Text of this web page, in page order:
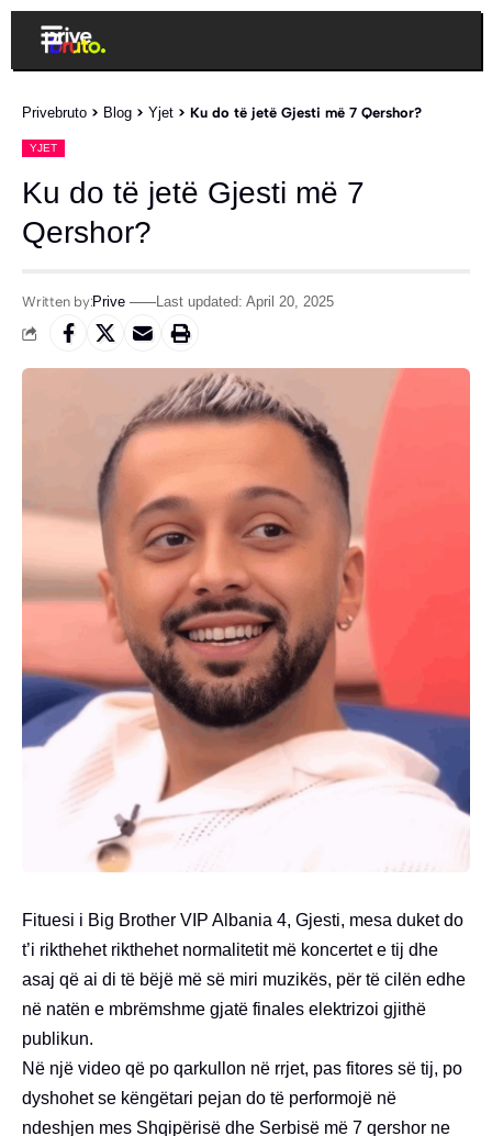
Privebruto > Blog > Yjet > Ku do të jetë Gjesti më 7 Qershor?
YJET
Ku do të jetë Gjesti më 7
Qershor?
Written by:Prive Last updated: April 20, 2025
Fituesi i Big Brother VIP Albania 4, Gjesti, mesa duket do
t’i rikthehet rikthehet normalitetit më koncertet e tij dhe
asaj që ai di të bëjë më së miri muzikës, për të cilën edhe
në natën e mbrëmshme gjatë finales elektrizoi gjithë
publikun.
Në një video që po qarkullon në rrjet, pas fitores së tij, po
dyshohet se këngëtari pejan do të performojë në
ndeshjen mes Shqipërisë dhe Serbisë më 7 qershor ne